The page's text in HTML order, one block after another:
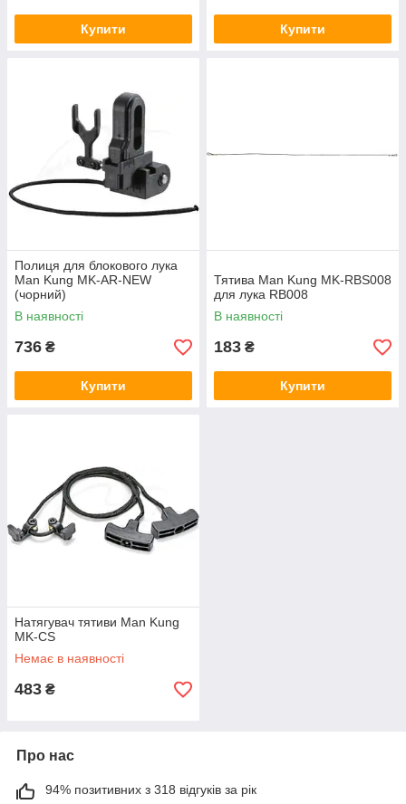
Купити Купити
Полиця для блокового лука
Man Kung MK-AR-NEW
(чорний)
В наявності
736 ₴
Купити
Тятива Man Kung MK-RBS008
для лука RB008
В наявності
183 ₴
Купити
Натягувач тятиви Man Kung
MK-CS
Немає в наявності
483 ₴
Про нас
94% позитивних з 318 відгуків за рік